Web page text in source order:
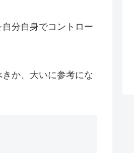
分自身でコントロー
か、大いに参考にな